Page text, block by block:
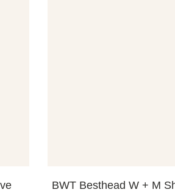
BWT Besthead W + M